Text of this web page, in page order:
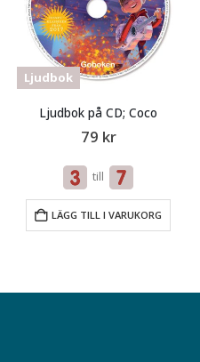
Ljudbok
Ljudbok på CD; Coco
79 kr
till
LÄGG TILL I VARUKORG